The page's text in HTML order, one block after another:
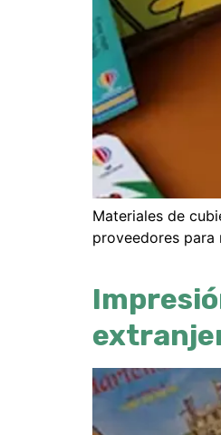
Materiales de
proveedores para